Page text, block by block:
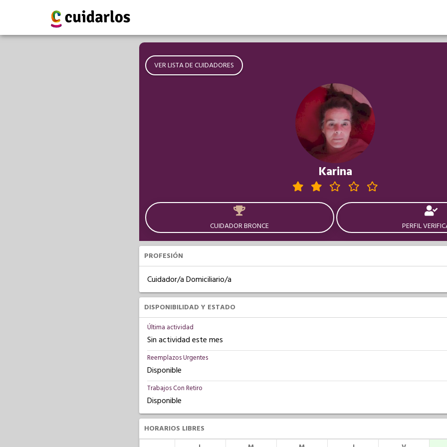
VER LISTA DE CUIDADORES
Karina
CUIDADOR BRONCE PERFIL
PROFESIÓN
Cuidador/a Domiciliario/a
DISPONIBILIDAD Y ESTADO
Última actividad
Sin actividad este mes
Reemplazos Urgentes
Disponible
Trabajos Con Retiro
Disponible
HORARIOS LIBRES